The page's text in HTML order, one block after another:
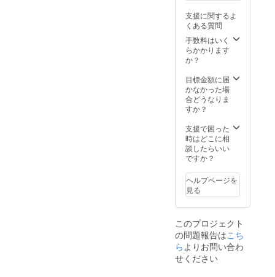
支援に関するよ
くある質問
手数料はいく
らかかります
か？
目標金額に届
かなかった場
合どうなりま
すか？
支援で困った
時はどこに相
談したらいい
ですか？
ヘルプページを
見る
このプロジェクト
の問題報告はこち
らよりお問い合わ
せください